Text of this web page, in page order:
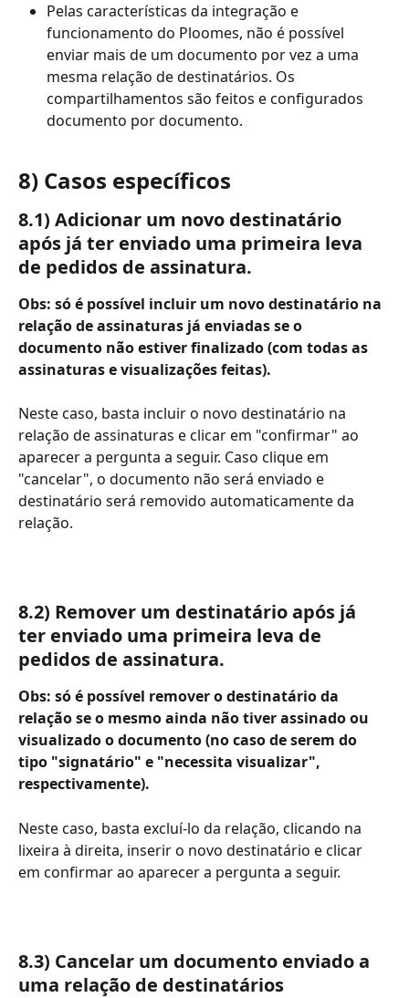
Pelas características da integração e
funcionamento do Ploomes, não é possível
enviar mais de um documento por vez a uma
mesma relação de destinatários. Os
compartilhamentos são feitos e configurados
documento por documento.
8) Casos específicos
8.1) Adicionar um novo destinatário
após já ter enviado uma primeira leva
de pedidos de assinatura.
Obs: só é possível incluir um novo destinatário na
relação de assinaturas já enviadas se o
documento não estiver finalizado (com todas as
assinaturas e visualizações feitas).
Neste caso, basta incluir o novo destinatário na
relação de assinaturas e clicar em "confirmar" ao
aparecer a pergunta a seguir. Caso clique em
"cancelar", o documento não será enviado e
destinatário será removido automaticamente da
relação.
8.2) Remover um destinatário após já
ter enviado uma primeira leva de
pedidos de assinatura.
Obs: só é possível remover o destinatário da
relação se o mesmo ainda não tiver assinado ou
visualizado o documento (no caso de serem do
tipo "signatário" e "necessita visualizar",
respectivamente).
Neste caso, basta excluí-lo da relação, clicando na
lixeira à direita, inserir o novo destinatário e clicar
em confirmar ao aparecer a pergunta a seguir.
8.3) Cancelar um documento enviado a
uma relação de destinatários